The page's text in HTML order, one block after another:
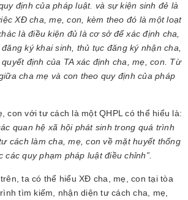
định của pháp luật. và sự kiện sinh đẻ là
XĐ cha, mẹ, con, kèm theo đó là một loạt
là điều kiện đủ là cơ sở để xác định cha,
ký khai sinh, thủ tục đăng ký nhận cha,
định của TA xác định cha, mẹ, con. Từ
cha mẹ và con theo quy định của pháp
con với tư cách là một QHPL có thể hiểu là:
quan hệ xã hội phát sinh trong quá trình
cách làm cha, mẹ, con về mặt huyết thống
các quy phạm pháp luật điều chỉnh”.
ta có thể hiểu XĐ cha, mẹ, con tại tòa
tìm kiếm, nhận diện tư cách cha, mẹ,